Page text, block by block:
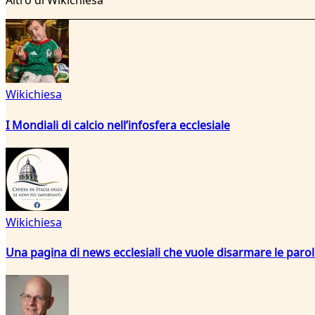
Wikichiesa
I Mondiali di calcio nell’infosfera ecclesiale
Wikichiesa
Una pagina di news ecclesiali che vuole disarmare le